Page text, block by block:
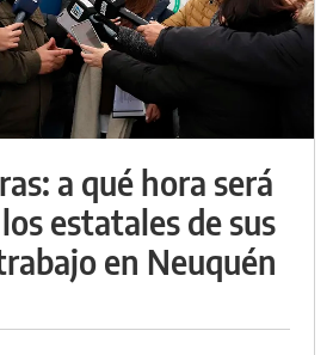
a qué hora será
estatales de sus
en Neuquén